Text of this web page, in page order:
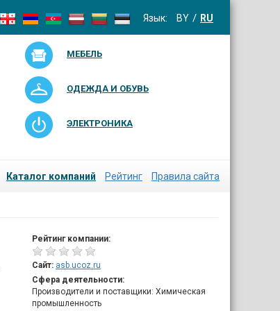
Язык: BY RU
МЕБЕЛЬ
ОДЕЖДА И ОБУВЬ
ЭЛЕКТРОНИКА
Каталог компаний Рейтинг Правила сайта
Рейтинг компании:
Сайт: asb.ucoz.ru
Сфера деятельности:
Производители и поставщики: Химическая
промышленность